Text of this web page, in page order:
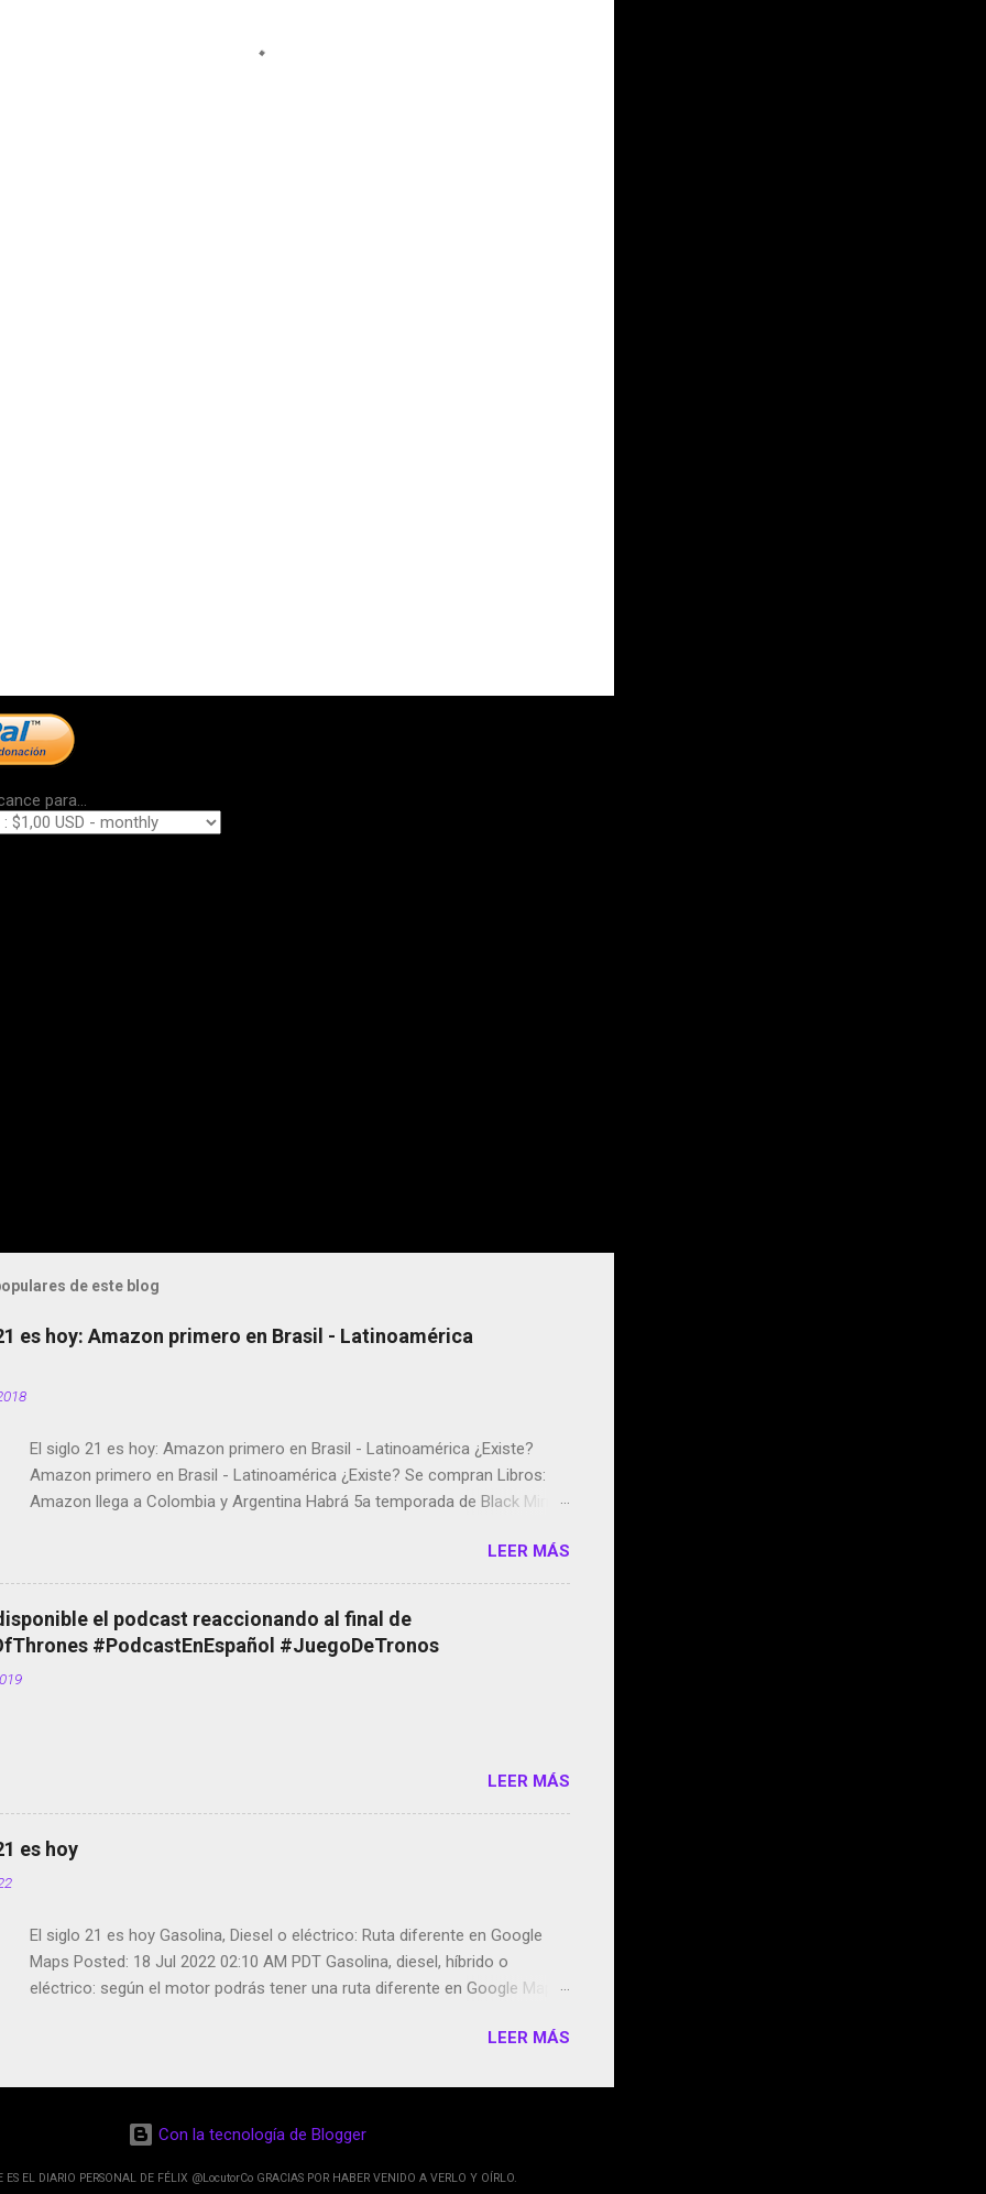
para...
de este blog
es hoy: Amazon primero en Brasil - Latinoamérica
El siglo 21 es hoy: Amazon primero en Brasil - Latinoamérica ¿Existe?
Amazon primero en Brasil - Latinoamérica ¿Existe? Se compran Libros:
Amazon llega a Colombia y Argentina Habrá 5a temporada de Black Mirror
copyright en Instagram Música y vídeo selfies en la red social Riddley
Scott saca a Kevin Spacey de su película Francisco regaña a los que usan
el smartphone en sus misas La serie de la Tierra Media GoBee - StartUp
de bicicletas de alquiler Stop Motion en Instagram Vodafone: me siento
tumbado. Amazon Music: Chingo yo, chingas tu... http://amzn.to/2z1UkPK
LEER MÁS
el podcast reaccionando al final de
#PodcastEnEspañol #JuegoDeTronos
LEER MÁS
es hoy
El siglo 21 es hoy Gasolina, Diesel o eléctrico: Ruta diferente en Google
Maps Posted: 18 Jul 2022 02:10 AM PDT Gasolina, diesel, híbrido o
eléctrico: según el motor podrás tener una ruta diferente en Google Maps.
de esos sentidos es lo que hacen los desarrolladores de Alphabet, la
Google Maps con lo que informamos los usuarios reseñas del lugares
indicaciones p...
LEER MÁS
Con la tecnología de Blogger
ES EL DIARIO PERSONAL DE FÉLIX @LocutorCo GRACIAS POR HABER VENIDO A VERLO Y OÍRLO.